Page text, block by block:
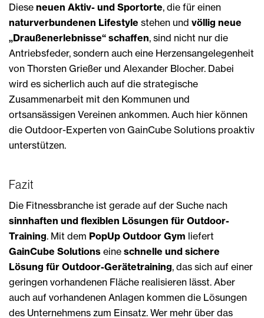
Diese neuen Aktiv- und Sportorte, die für einen
naturverbundenen Lifestyle stehen und völlig neue
„Draußenerlebnisse“ schaffen, sind nicht nur die
Antriebsfeder, sondern auch eine Herzensangelegenheit
von Thorsten Grießer und Alexander Blocher. Dabei
wird es sicherlich auch auf die strategische
Zusammenarbeit mit den Kommunen und
ortsansässigen Vereinen ankommen. Auch hier können
die Outdoor-Experten von GainCube Solutions proaktiv
unterstützen.
Fazit
Die Fitnessbranche ist gerade auf der Suche nach
sinnhaften und flexiblen Lösungen für Outdoor-
Training. Mit dem PopUp Outdoor Gym liefert
GainCube Solutions eine schnelle und sichere
Lösung für Outdoor-Gerätetraining, das sich auf einer
geringen vorhandenen Fläche realisieren lässt. Aber
auch auf vorhandenen Anlagen kommen die Lösungen
des Unternehmens zum Einsatz. Wer mehr über das